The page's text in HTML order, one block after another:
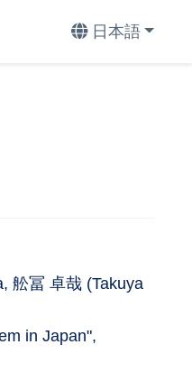
日本語
舩冨 卓哉 (Takuya
in Japan",